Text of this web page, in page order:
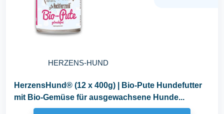
HERZENS-HUND
HerzensHund® (12 x 400g) | Bio-Pute Hundefutter
mit Bio-Gemüse für ausgewachsene Hunde...